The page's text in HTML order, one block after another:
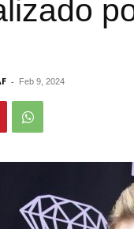
- Feb 9, 2024